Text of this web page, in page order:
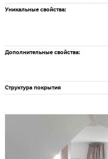
Уникальные свойства:
Дополнительные свойства:
Структура покрытия